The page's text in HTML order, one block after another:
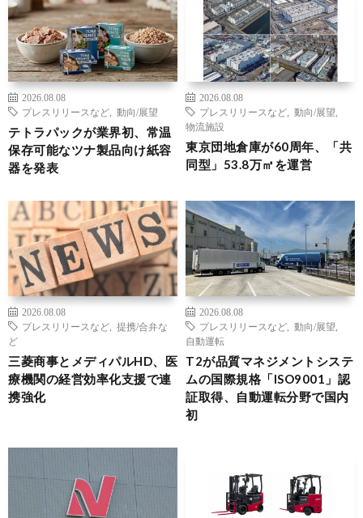
2026.08.08
プレスリリースなど
動向/展望
テトラパックが業界初、常温
保存可能なツナ製品向け紙容
器を発表
2026.08.08
プレスリリースなど
動向/展望
物流施設
東京団地倉庫が60周年、「共
同型」53.8万㎡を運営
2026.08.08
プレスリリースなど
提携/合弁な
ど
三菱商事とメディパルHD、医
療機関の経営効率化支援で連
携強化
2026.08.08
プレスリリースなど
動向/展望
自動運転
T2が品質マネジメントシステ
ムの国際規格「ISO9001」認
証取得、自動運転分野で国内
初